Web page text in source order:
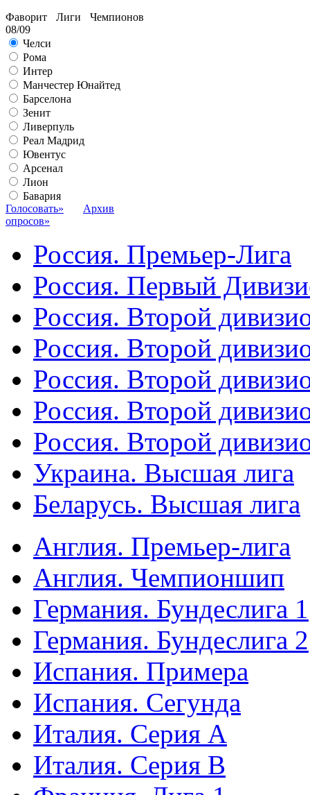
Фаворит Лиги Чемпионов
08/09
Челси
Рома
Интер
Манчестер Юнайтед
Барселона
Зенит
Ливерпуль
Реал Мадрид
Ювентус
Арсенал
Лион
Бавария
Голосовать»
Архив
опросов»
Россия. Премьер-Лига
Россия. Первый
Россия. Второй
Россия. Второй
Россия. Второй
Россия. Второй
Россия. Второй
Украина. Высшая лига
Беларусь. Высшая лига
Англия. Премьер-лига
Англия. Чемпионшип
Германия. Бундеслига 1
Германия. Бундеслига 2
Испания. Примера
Испания. Сегунда
Италия. Серия А
Италия. Серия B